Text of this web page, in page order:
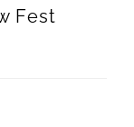
Fest